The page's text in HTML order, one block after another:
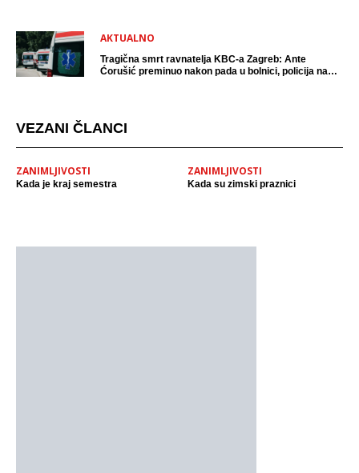
AKTUALNO
Tragična smrt ravnatelja KBC-a Zagreb: Ante
Ćorušić preminuo nakon pada u bolnici, policija na
VEZANI ČLANCI
ZANIMLJIVOSTI
Kada je kraj semestra
ZANIMLJIVOSTI
Kada su zimski praznici